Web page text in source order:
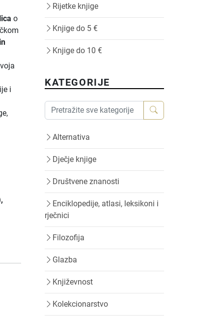
o
i
,
Rijetke knjige
Knjige do 5 €
Knjige do 10 €
KATEGORIJE
Alternativa
Dječje knjige
Društvene znanosti
Enciklopedije, atlasi, leksikoni i
rječnici
Filozofija
Glazba
Književnost
Kolekcionarstvo